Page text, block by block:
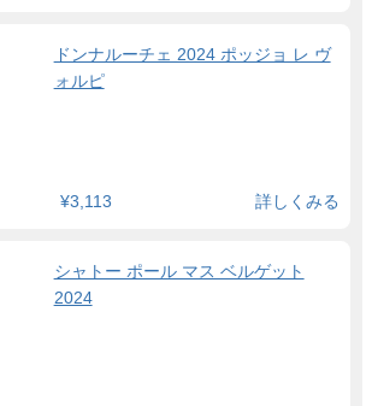
ドンナルーチェ 2024 ポッジョ レ ヴ
ォルピ
¥3,113 詳しくみる
シャトー ポール マス ベルゲット
2024